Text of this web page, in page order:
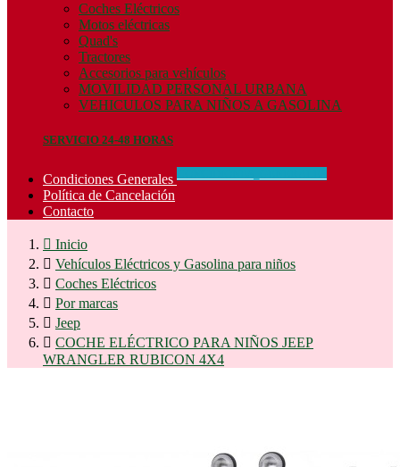
Coches Eléctricos
Motos eléctricas
Quad's
Tractores
Accesorios para vehículos
MOVILIDAD PERSONAL URBANA
VEHICULOS PARA NIÑOS A GASOLINA
SERVICIO 24-48 HORAS
Condiciones Generales
Política de Cancelación
Contacto
 Inicio
 Vehículos Eléctricos y Gasolina para niños
 Coches Eléctricos
 Por marcas
 Jeep
 COCHE ELÉCTRICO PARA NIÑOS JEEP
WRANGLER RUBICON 4X4